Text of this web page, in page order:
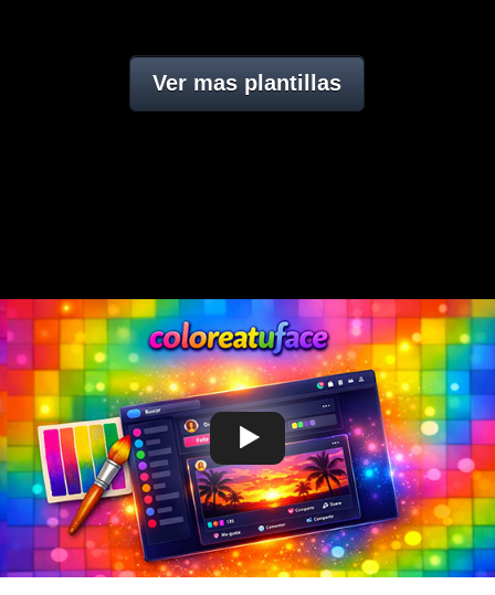
Ver mas plantillas